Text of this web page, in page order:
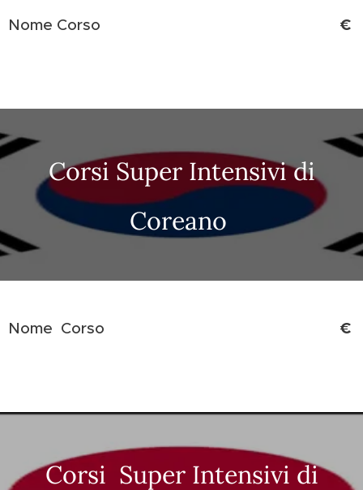
Nome Corso €
Corsi Super Intensivi di
Coreano
Nome Corso €
Corsi Super Intensivi di